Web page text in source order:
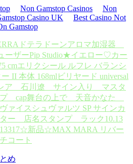
Non Gamstop Casinos
Non
Casino UK
Best Casino Not
Gamstop
ドテラドーンアロマ加湿器
ーザーPip Studio★イエロー♡カー
cmエリクシール ルフレ バランシ
II 本体 168ml ビリヤード universal
ア 石川遼 サイン入り マスタ
cap舞台の上で 天音かなた
ァイスシュヴァルツ SP サインカ
ー 店名スタンプ ラック10.13
☆新品☆MAX MARA リバー
コート
め